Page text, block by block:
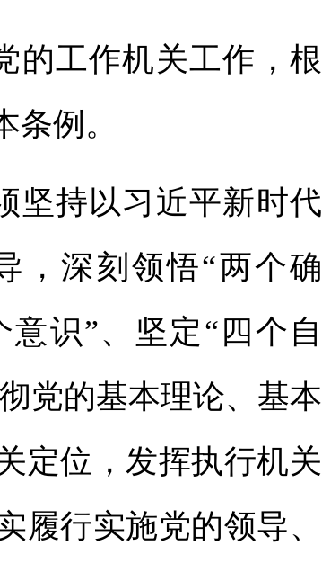
工作机关工作，根
例。
持以习近平新时代
，深刻领悟“两个确
识”、坚定“四个自
党的基本理论、基本
定位，发挥执行机关
履行实施党的领导、